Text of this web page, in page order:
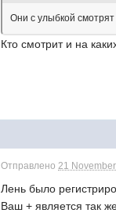
Они с улыбкой
Кто смотрит и на
Отправлено21
Лень было
Ваш + является так